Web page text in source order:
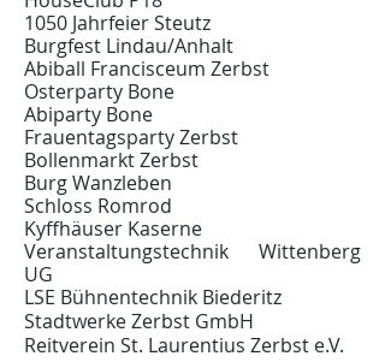
1050 Jahrfeier Steutz
Burgfest Lindau/Anhalt
Abiball Francisceum Zerbst
Osterparty Bone
Abiparty Bone
Frauentagsparty Zerbst
Bollenmarkt Zerbst
Burg Wanzleben
Schloss Romrod
Kyffhäuser Kaserne
Veranstaltungstechnik Wittenberg
UG
LSE Bühnentechnik Biederitz
Stadtwerke Zerbst GmbH
Reitverein St. Laurentius Zerbst e.V.